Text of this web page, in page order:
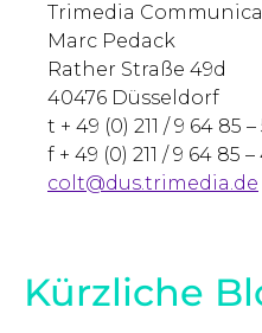
Trimedia
Marc Pedack
Rather Straße 49d
40476 Düsseldorf
t + 49 (0) 211 / 9 64 85 –
f + 49 (0) 211 / 9 64 85 –
colt@dus.trimedia.de
Kürzliche